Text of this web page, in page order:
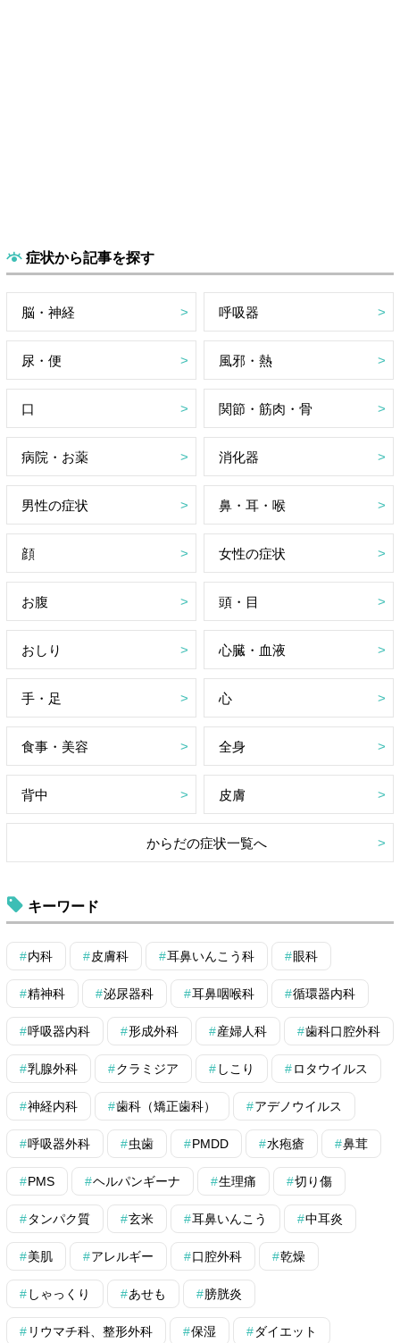
症状から記事を探す
脳・神経 呼吸器
尿・便 風邪・熱
口 関節・筋肉・骨
病院・お薬 消化器
男性の症状 鼻・耳・喉
顔 女性の症状
お腹 頭・目
おしり 心臓・血液
手・足 心
食事・美容 全身
背中 皮膚
からだの症状一覧へ
キーワード
内科 皮膚科 耳鼻いんこう科 眼科
精神科 泌尿器科 耳鼻咽喉科 循環器内科
呼吸器内科 形成外科 産婦人科 歯科口腔外科
乳腺外科 クラミジア しこり ロタウイルス
神経内科 歯科（矯正歯科） アデノウイルス
呼吸器外科 虫歯 PMDD 水疱瘡 鼻茸
PMS ヘルパンギーナ 生理痛 切り傷
タンパク質 玄米 耳鼻いんこう 中耳炎
美肌 アレルギー 口腔外科 乾燥
しゃっくり あせも 膀胱炎
リウマチ科、整形外科 保湿 ダイエット